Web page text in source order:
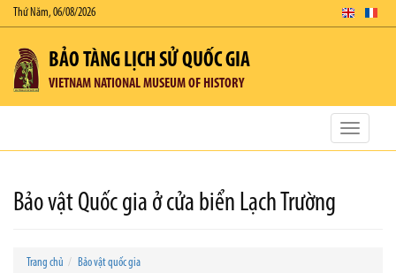
Thứ Năm, 06/08/2026
BẢO TÀNG LỊCH SỬ QUỐC GIA
VIETNAM NATIONAL MUSEUM OF HISTORY
Toggle
Bảo vật Quốc gia ở cửa biển Lạch Trường
Trang chủ Bảo vật quốc gia